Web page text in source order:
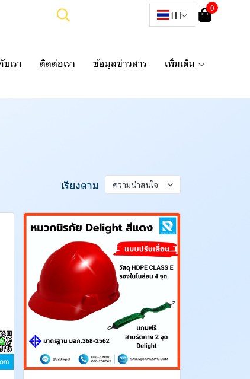
TH
0
บเรา ติดต่อเรา ข้อมูลข่าวสาร เพิ่มเติม
เรียงตาม ความน่าสนใจ